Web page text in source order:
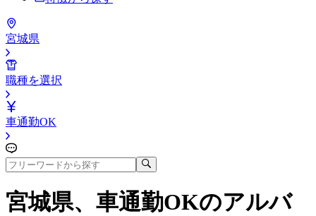
宮城県
職種を選択
車通勤OK
宮城県、車通勤OKのアルバ